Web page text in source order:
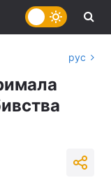
рус